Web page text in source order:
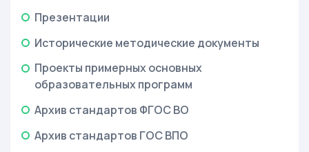
Презентации
Исторические методические документы
Проекты примерных основных
образовательных программ
Архив стандартов ФГОС ВО
Архив стандартов ГОС ВПО